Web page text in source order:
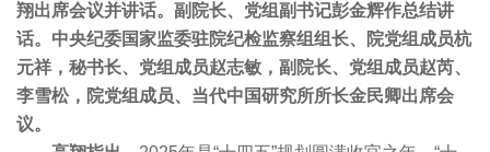
翔出席会议并讲话。副院长、党组副书记彭金辉作总结讲
话。中央纪委国家监委驻院纪检监察组组长、院党组成员杭
元祥，秘书长、党组成员赵志敏，副院长、党组成员赵芮、
李雪松，院党组成员、当代中国研究所所长金民卿出席会
议。